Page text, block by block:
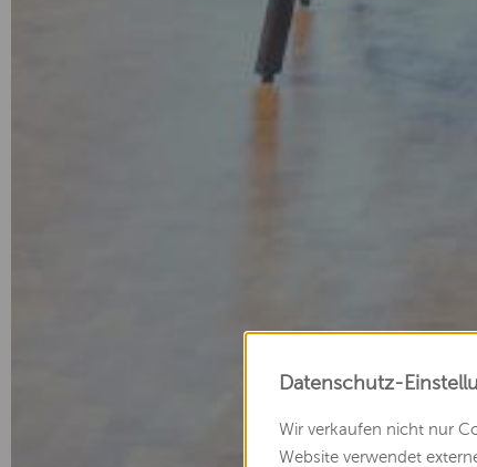
Datenschutz-
Wir verkaufen nicht nur
Website verwendet